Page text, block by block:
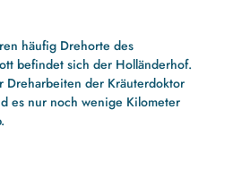
häufig Drehorte des
befindet sich der Holländerhof.
Dreharbeiten der Kräuterdoktor
es nur noch wenige Kilometer